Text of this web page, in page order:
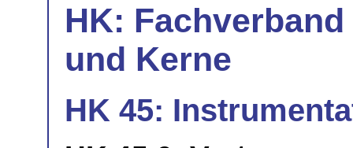
HK:
und Kerne
HK 45: